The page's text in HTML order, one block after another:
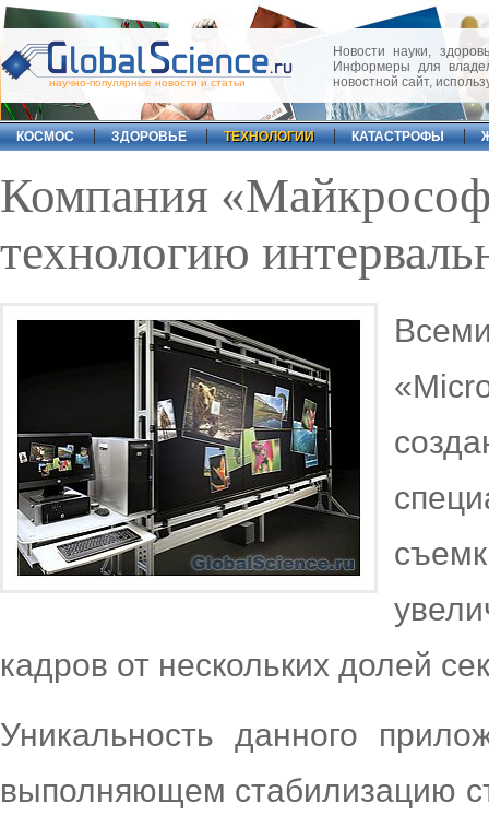
научно-популярные новости и статьи
Новости науки,
Информеры для
новостной сайт,
КОСМОС ЗДОРОВЬЕ ТЕХНОЛОГИИ КАТАСТРОФЫ
Компания
технологию
кадров от нескольких долей
Уникальность данного
выполняющем стабилизацию